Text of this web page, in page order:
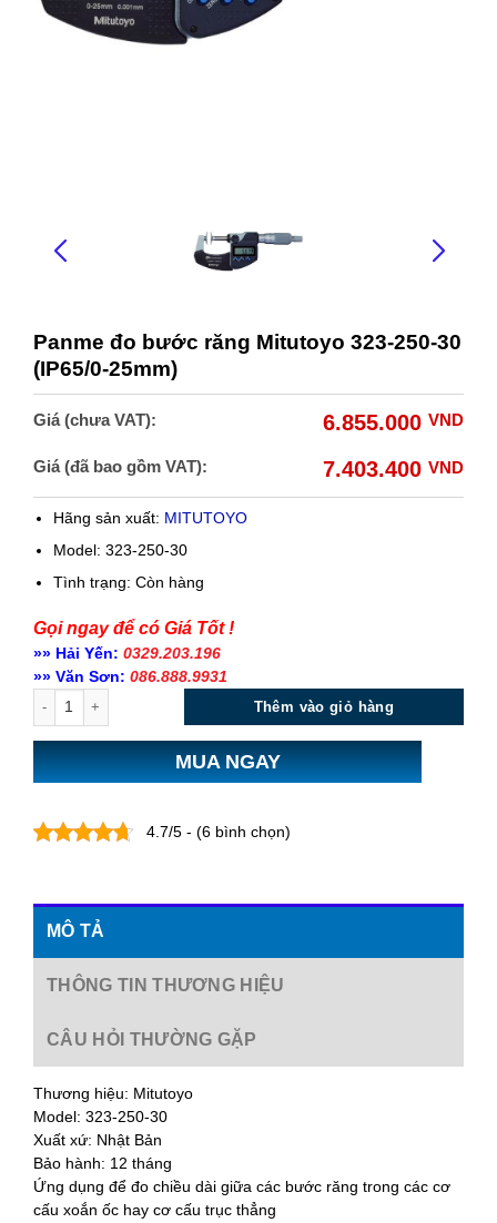
Panme đo bước răng Mitutoyo 323-250-30
(IP65/0-25mm)
Giá (chưa VAT): 6.855.000 VND
Giá (đã bao gồm VAT): 7.403.400 VND
Hãng sản xuất: MITUTOYO
Model: 323-250-30
Tình trạng: Còn hàng
Gọi ngay để có Giá Tốt !
»» Hải Yến: 0329.203.196
»» Văn Sơn: 086.888.9931
Thêm vào giỏ hàng
MUA NGAY
4.7/5 - (6 bình chọn)
MÔ TẢ
THÔNG TIN THƯƠNG HIỆU
CÂU HỎI THƯỜNG GẶP
Thương hiệu: Mitutoyo
Model: 323-250-30
Xuất xứ: Nhật Bản
Bảo hành: 12 tháng
Ứng dụng để đo chiều dài giữa các bước răng trong các cơ
cấu xoắn ốc hay cơ cấu trục thẳng